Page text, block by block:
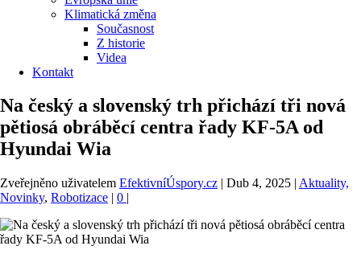
Klimatická změna
Současnost
Z historie
Videa
Kontakt
Na český a slovenský trh přichází tři nová
pětiosá obráběcí centra řady KF-5A od
Hyundai Wia
Zveřejněno uživatelem EfektivníÚspory.cz | Dub 4, 2025 | Aktuality,
Novinky, Robotizace | 0 |